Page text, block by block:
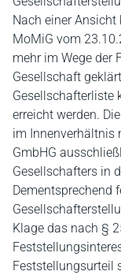
Nach einer
MoMiG vom
mehr im Wege der
Gesellschaft
Gesellschafterliste
erreicht werden.
im Innenverhältnis
GmbHG
Gesellschafters in
Dementsprechend
Klage das nach §
Feststellungsurteil